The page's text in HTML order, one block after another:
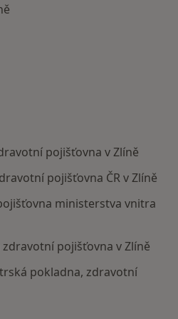
pojišťovna v Zlíně
pojišťovna ČR v Zlíně
ministerstva vnitra
pojišťovna v Zlíně
pokladna, zdravotní